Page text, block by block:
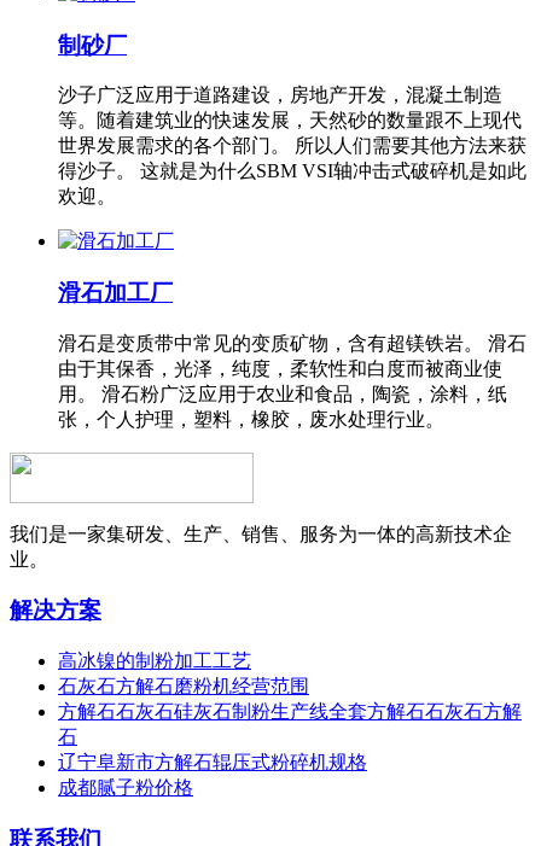
制砂厂
沙子广泛应用于道路建设，房地产开发，混凝土制造
等。随着建筑业的快速发展，天然砂的数量跟不上现代
世界发展需求的各个部门。 所以人们需要其他方法来获
得沙子。 这就是为什么SBM VSI轴冲击式破碎机是如此
欢迎。
滑石加工厂
滑石是变质带中常见的变质矿物，含有超镁铁岩。 滑石
由于其保香，光泽，纯度，柔软性和白度而被商业使
用。 滑石粉广泛应用于农业和食品，陶瓷，涂料，纸
张，个人护理，塑料，橡胶，废水处理行业。
我们是一家集研发、生产、销售、服务为一体的高新技术企
业。
解决方案
高冰镍的制粉加工工艺
石灰石方解石磨粉机经营范围
方解石石灰石硅灰石制粉生产线全套方解石石灰石方解
石
辽宁阜新市方解石辊压式粉碎机规格
成都腻子粉价格
联系我们